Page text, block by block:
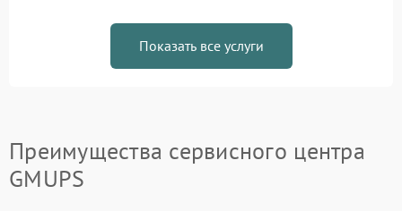
Показать все услуги
Преимущества сервисного центра
GMUPS